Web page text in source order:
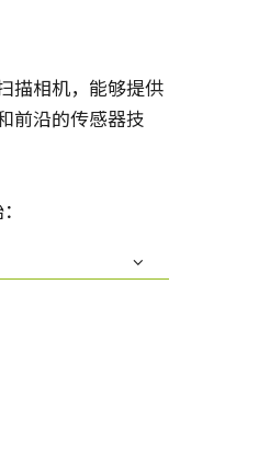
描相机，能够提供
前沿的传感器技